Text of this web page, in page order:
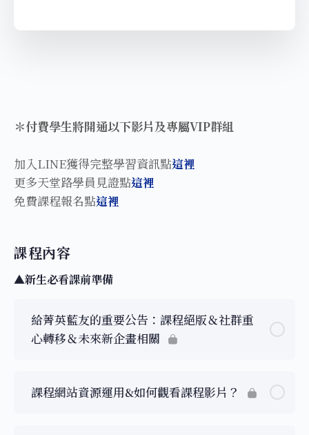
＊付費學生將開通以下影片及專屬VIP群組
加入LINE獲得完整學習資訊點這裡
更多天堂路學員見證點這裡
免費課程報名點這裡
課程內容
▲新生必看課前準備
給菁英藍友的重要公告：課程絕版＆社群重
心轉移＆未來新企畫相關
課程網站資源運用&如何觀看課程影片？